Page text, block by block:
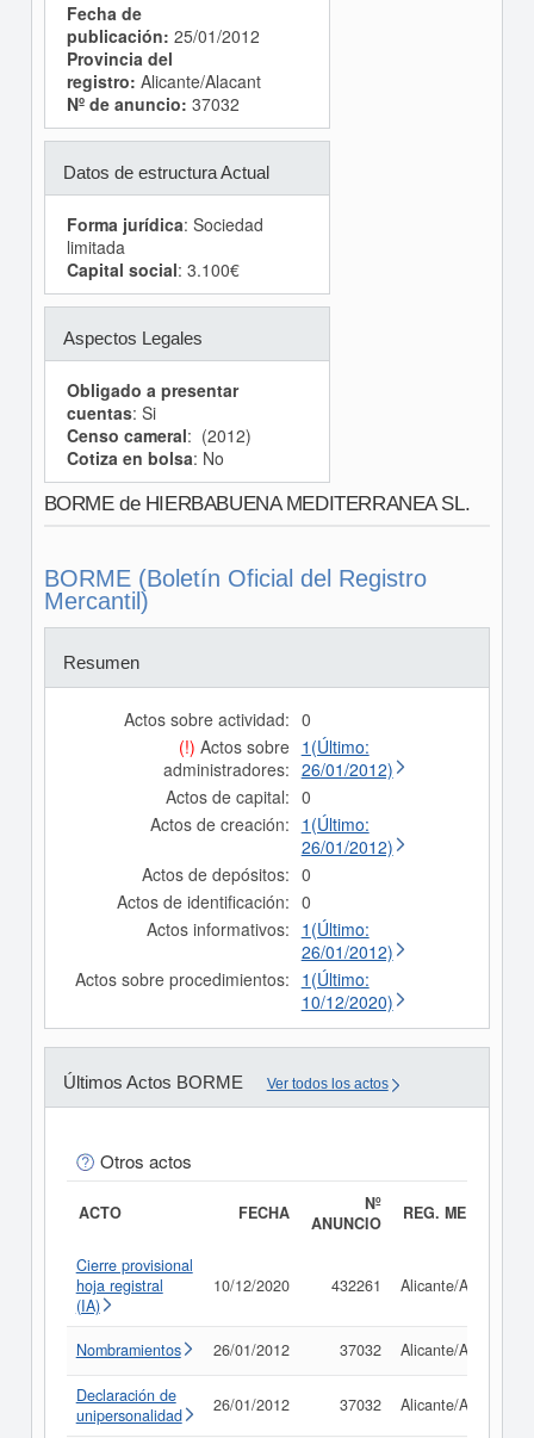
Fecha de
publicación: 25/01/2012
Provincia del
registro: Alicante/Alacant
Nº de anuncio: 37032
Datos de estructura Actual
Forma jurídica: Sociedad
limitada
Capital social: 3.100€
Aspectos Legales
Obligado a presentar
cuentas: Si
Censo cameral: (2012)
Cotiza en bolsa: No
BORME de HIERBABUENA MEDITERRANEA SL.
BORME (Boletín Oficial del Registro
Mercantil)
Resumen
Actos sobre actividad: 0
(!) Actos sobre
administradores:
1(Último:
26/01/2012)
Actos de capital: 0
Actos de creación: 1(Último:
26/01/2012)
Actos de depósitos: 0
Actos de identificación: 0
Actos informativos: 1(Último:
26/01/2012)
Actos sobre procedimientos: 1(Último:
10/12/2020)
Últimos Actos BORME Ver todos los actos
Otros actos
ACTO FECHA
Nº
ANUNCIO
REG. MERC.
Cierre provisional
hoja registral
(IA)
10/12/2020 432261 Alicante/Alacant
Nombramientos 26/01/2012 37032 Alicante/Alacant
Declaración de
unipersonalidad
26/01/2012 37032 Alicante/Alacant